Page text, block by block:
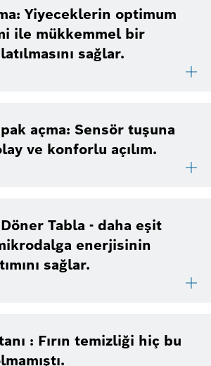
Yiyeceklerin optimum
ile mükkemmel bir
sağlar.
açma: Sensör tuşuna
ve konforlu açılım.
Döner Tabla - daha eşit
enerjisinin
sağlar.
: Fırın temizliği hiç bu